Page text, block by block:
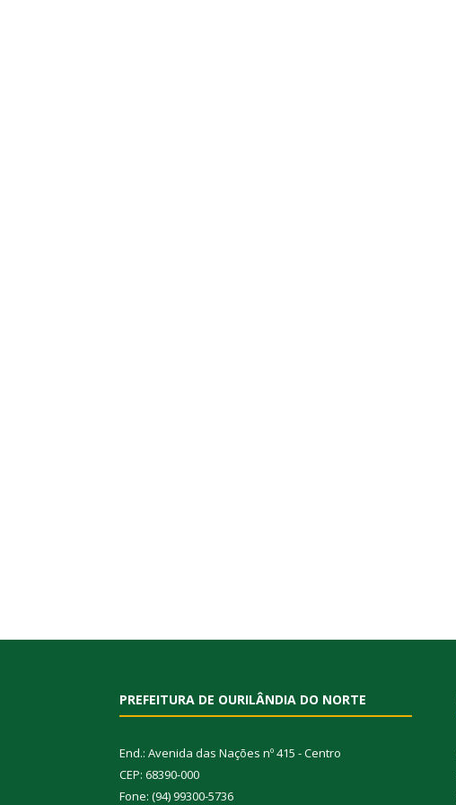
PREFEITURA DE OURILÂNDIA DO NORTE
End.: Avenida das Nações nº 415 - Centro
CEP: 68390-000
Fone: (94) 99300-5736